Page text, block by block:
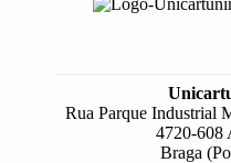
Rua Parque Industrial
4720-608
Braga